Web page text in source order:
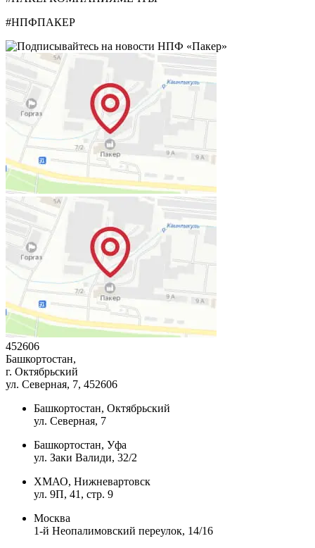
#НПФПАКЕР
452606
Башкортостан,
г. Октябрьский
ул. Северная, 7, 452606
Башкортостан, Октябрьский
ул. Северная, 7
Башкортостан, Уфа
ул. Заки Валиди, 32/2
ХМАО, Нижневартовск
ул. 9П, 41, стр. 9
Москва
1-й Неопалимовский переулок, 14/16